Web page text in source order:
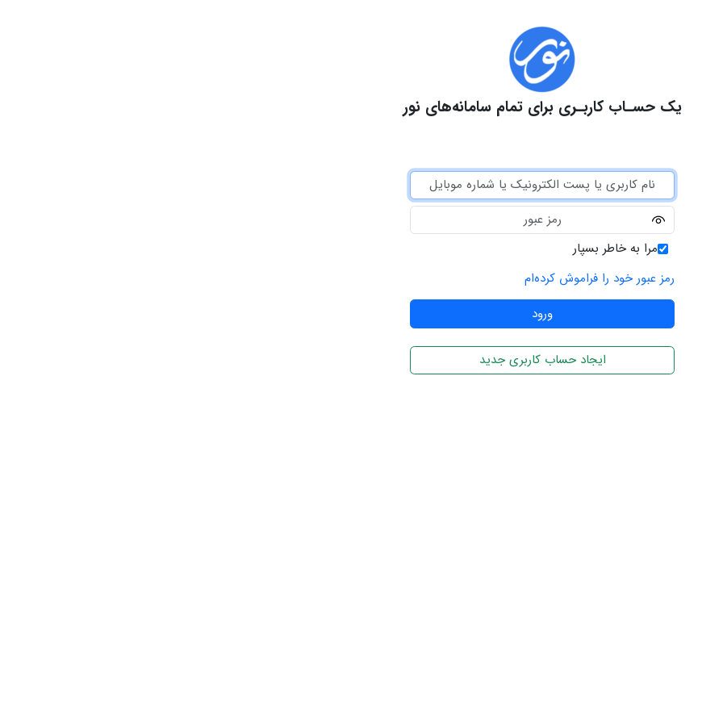
یک حسـاب کاربـری برای تمام سامانه‌های نور
مرا به خاطر بسپار
رمز عبور خود را فراموش کرده‌ام
ایجاد حساب کاربری جدید